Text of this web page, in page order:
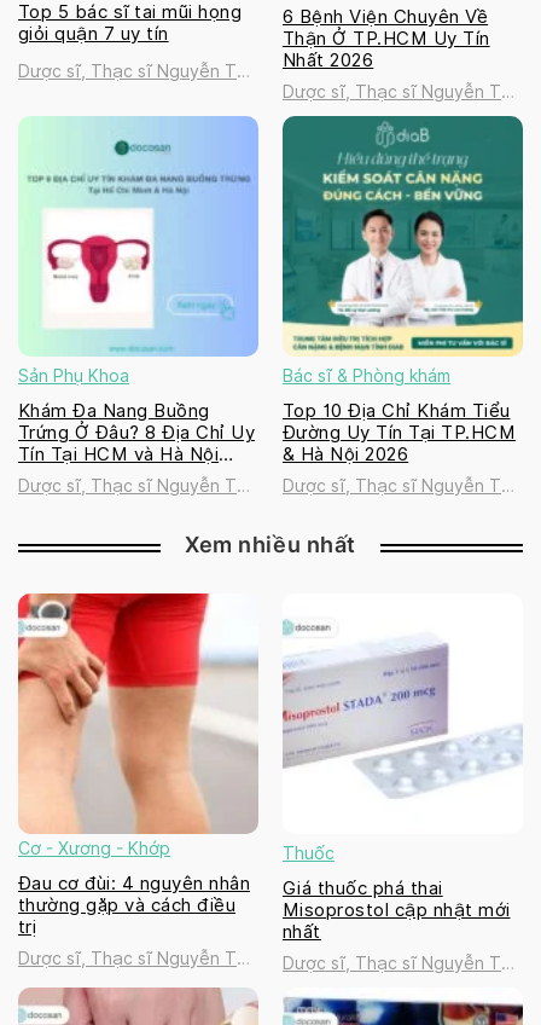
Top 5 bác sĩ tai mũi họng
giỏi quận 7 uy tín
Dược sĩ, Thạc sĩ Nguyễn Thị
6 Bệnh Viện Chuyên Về
Thận Ở TP.HCM Uy Tín
Nhất 2026
Dược sĩ, Thạc sĩ Nguyễn Thị
Thanh Tú
Sản Phụ Khoa
Khám Đa Nang Buồng
Trứng Ở Đâu? 8 Địa Chỉ Uy
Tín Tại HCM và Hà Nội
2026
Dược sĩ, Thạc sĩ Nguyễn Thị
Bác sĩ & Phòng khám
Top 10 Địa Chỉ Khám Tiểu
Đường Uy Tín Tại TP.HCM
& Hà Nội 2026
Dược sĩ, Thạc sĩ Nguyễn Thị
Xem nhiều nhất
Cơ - Xương - Khớp
Đau cơ đùi: 4 nguyên nhân
thường gặp và cách điều
trị
Dược sĩ, Thạc sĩ Nguyễn Thị
Thanh Tú
Thuốc
Giá thuốc phá thai
Misoprostol cập nhật mới
nhất
Dược sĩ, Thạc sĩ Nguyễn Thị